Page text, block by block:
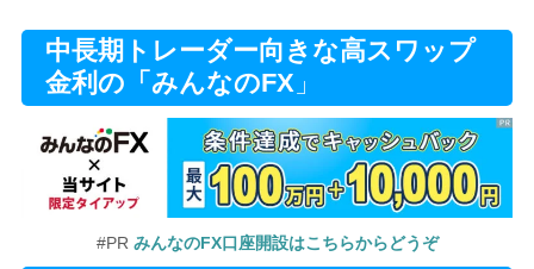
中長期トレーダー向きな高スワップ
金利の「みんなのFX 」
#PR みんなのFX口座開設はこちらからどうぞ